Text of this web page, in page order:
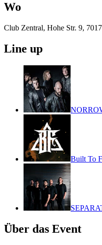
Wo
Club Zentral, Hohe Str. 9,
Line up
Built To
Über das Event